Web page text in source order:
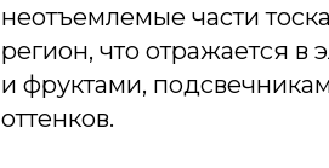
неотъемлемые части
регион, что отражается в
и фруктами,
оттенков.